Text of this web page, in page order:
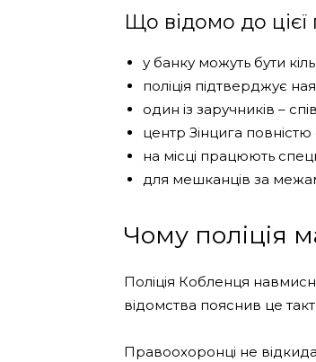
Що відомо до цієї
у банку можуть бути
поліція підтверджує
один із заручників –
центр Зінцига
на місці працюють
для мешканців за
Чому поліція
Поліція Кобленця
відомства пояснив це
Правоохоронці не